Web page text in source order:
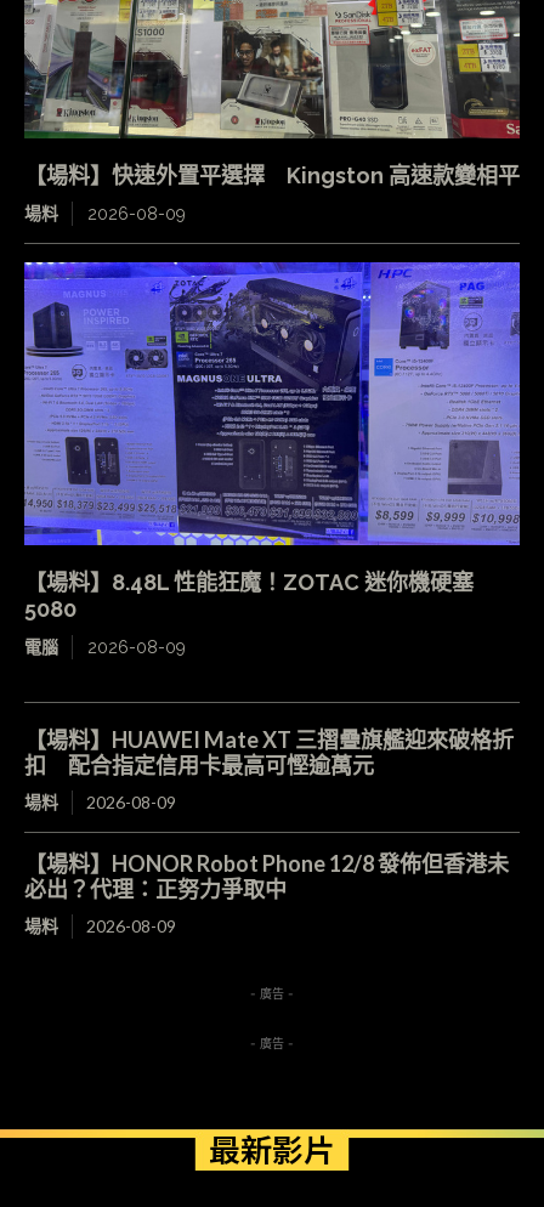
【場料】快速外置平選擇 Kingston 高速款變相平
場料 2026-08-09
【場料】8.48L 性能狂魔！ZOTAC 迷你機硬塞
5080
電腦 2026-08-09
【場料】HUAWEI Mate XT 三摺疊旗艦迎來破格折
扣 配合指定信用卡最高可慳逾萬元
場料 2026-08-09
【場料】HONOR Robot Phone 12/8 發佈但香港未
必出？代理：正努力爭取中
場料 2026-08-09
- 廣告 -
- 廣告 -
最新影片